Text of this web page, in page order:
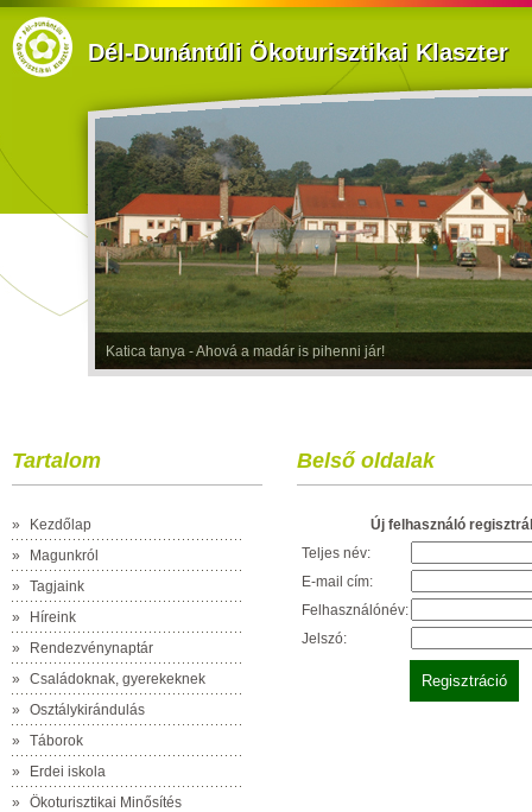
Dél-Dunántúli Ökoturisztikai Klaszter
Katica tanya - Ahová a madár is pihenni jár!
Tartalom
»
Kezdőlap
»
Magunkról
»
Tagjaink
»
Híreink
»
Rendezvénynaptár
»
Családoknak, gyerekeknek
»
Osztálykirándulás
»
Táborok
»
Erdei iskola
»
Ökoturisztikai Minősítés
Belső oldalak
Új felhasználó
Teljes név:
E-mail cím:
Felhasználónév:
Jelszó: